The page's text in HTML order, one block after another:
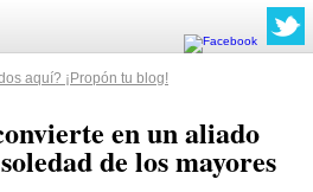
aquí? ¡Propón tu blog!
en un aliado
de los mayores